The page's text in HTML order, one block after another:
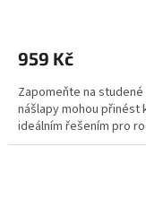
959 Kč
Zapomeňte na
nášlapy mohou
ideálním řešením pro